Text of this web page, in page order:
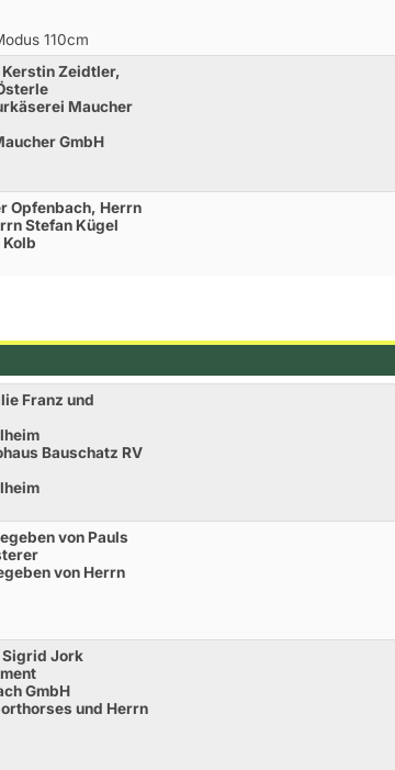
110cm
Zeidtler,
Maucher
GmbH
Opfenbach, Herrn
Stefan Kügel
Franz und
Bauschatz RV
von Pauls
von Herrn
Sigrid Jork
GmbH
und Herrn